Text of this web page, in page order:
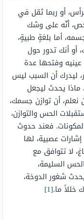
أو ربما ثقل في
أنّه على وشك
أما بلغةٍ طبيةٍ،
أنك تدور حول
وفتحها عدة
ليدرك أن السبب ليس
ماذا يحدث ليجعل
نعلم، أن توازن جسمك،
الحس والتوازن،
فعند حدوث
عصبية، لها
لا تتوافق مع
السليمة،
شغور الدوخة،
خللاً ما.[1]